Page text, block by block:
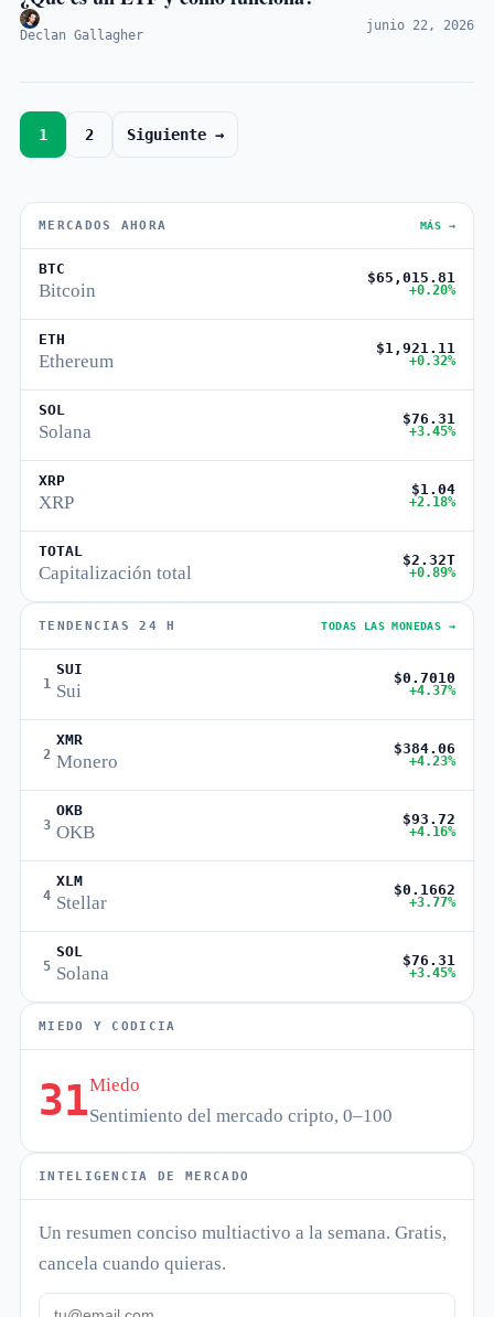
Declan Gallagher
junio 22, 2026
1 2 Siguiente →
MERCADOS AHORA MÁS →
BTC
Bitcoin
$65,015.81
+0.20%
ETH
Ethereum
$1,921.11
+0.32%
SOL
Solana
$76.31
+3.45%
XRP
XRP
$1.04
+2.18%
TOTAL
Capitalización total
$2.32T
+0.89%
TENDENCIAS 24 H TODAS LAS MONEDAS →
1
SUI
Sui
$0.7010
+4.37%
2
XMR
Monero
$384.06
+4.23%
3
OKB
OKB
$93.72
+4.16%
4
XLM
Stellar
$0.1662
+3.77%
5
SOL
Solana
$76.31
+3.45%
MIEDO Y CODICIA
31Miedo
Sentimiento del mercado cripto, 0–100
INTELIGENCIA DE MERCADO
Un resumen conciso multiactivo a la semana. Gratis,
cancela cuando quieras.